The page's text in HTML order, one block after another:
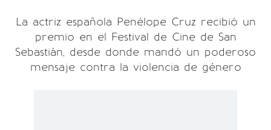
La actriz española Penélope Cruz recibió un
premio en el Festival de Cine de San
Sebastián, desde donde mandó un poderoso
mensaje contra la violencia de género